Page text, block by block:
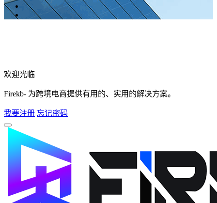
欢迎光临
Firekb- 为跨境电商提供有用的、实用的解决方案。
我要注册 忘记密码